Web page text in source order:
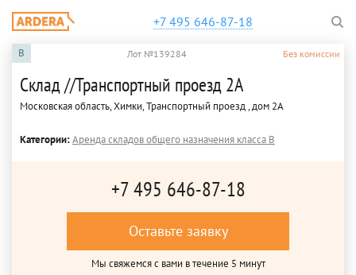
+7 495 646-87-18
B Лот №139284 Без комиссии
Склад //Транспортный проезд 2А
Московская область, Химки, Транспортный проезд , дом 2А
Категории:Аренда складов общего назначения класса B
+7 495 646-87-18
Оставьте заявку
Мы свяжемся с вами в течение 5 минут